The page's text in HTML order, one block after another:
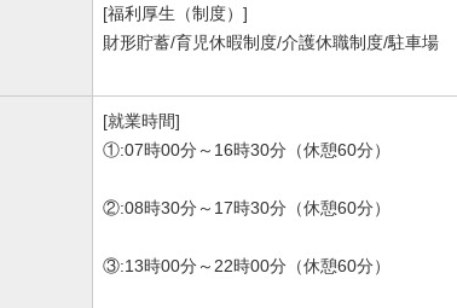
[福利厚生（制度）]
財形貯蓄/育児休暇制度/介護休職制度/駐車場
[就業時間]
①:07時00分～16時30分（休憩60分）
②:08時30分～17時30分（休憩60分）
③:13時00分～22時00分（休憩60分）